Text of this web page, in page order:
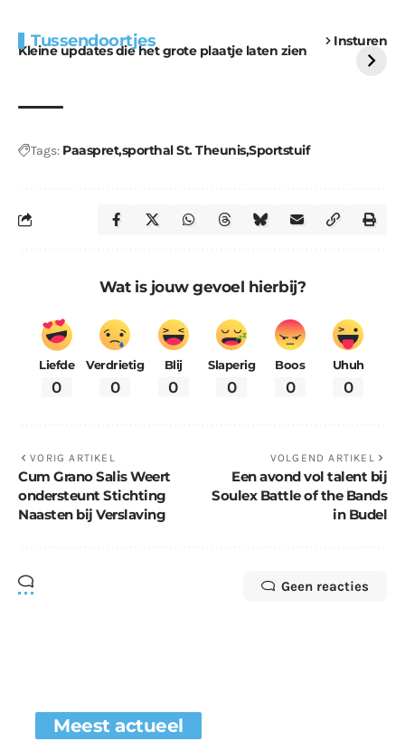
Tussendoortjes Insturen
Kleine updates die het grote plaatje laten zien
voor kabouters
uitdaging
Tags: Paaspretsporthal St. TheunisSportstuif
Wat is jouw gevoel hierbij?
Liefde
0
Verdrietig
0
Blij
0
Slaperig
0
Boos
0
Uhuh
0
VORIG ARTIKEL
Cum Grano Salis Weert
ondersteunt Stichting
Naasten bij Verslaving
VOLGEND ARTIKEL
Een avond vol talent bij
Soulex Battle of the Bands
in Budel
Geen reacties
Meest actueel